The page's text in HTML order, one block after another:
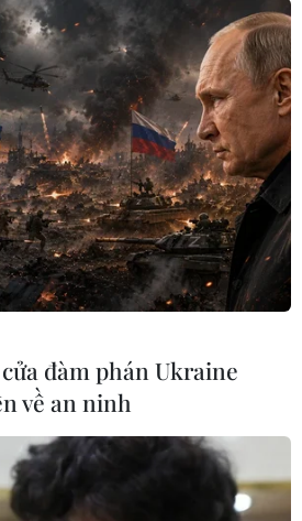
Quốc
phủ
Hàn Quốc
đàm phán Ukraine
về an ninh